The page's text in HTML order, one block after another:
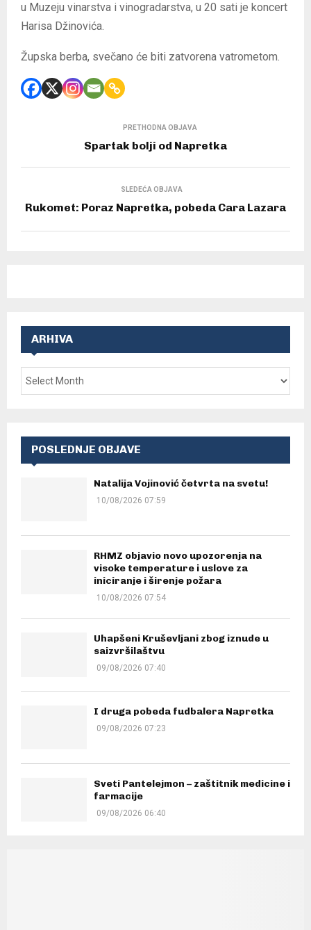
u Muzeju vinarstva i vinogradarstva, u 20 sati je koncert
Harisa Džinovića.
Župska berba, svečano će biti zatvorena vatrometom.
PRETHODNA OBJAVA
Spartak bolji od Napretka
SLEDEĆA OBJAVA
Rukomet: Poraz Napretka, pobeda Cara Lazara
ARHIVA
POSLEDNJE OBJAVE
Natalija Vojinović četvrta na svetu!
10/08/2026 07:59
RHMZ objavio novo upozorenja na
visoke temperature i uslove za
iniciranje i širenje požara
10/08/2026 07:54
Uhapšeni Kruševljani zbog iznude u
saizvršilaštvu
09/08/2026 07:40
I druga pobeda fudbalera Napretka
09/08/2026 07:23
Sveti Pantelejmon – zaštitnik medicine i
farmacije
09/08/2026 06:40